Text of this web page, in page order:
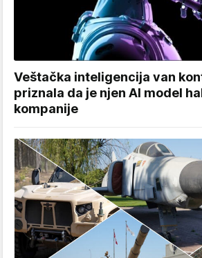
Veštačka inteligencija van
priznala da je njen AI model
kompanije